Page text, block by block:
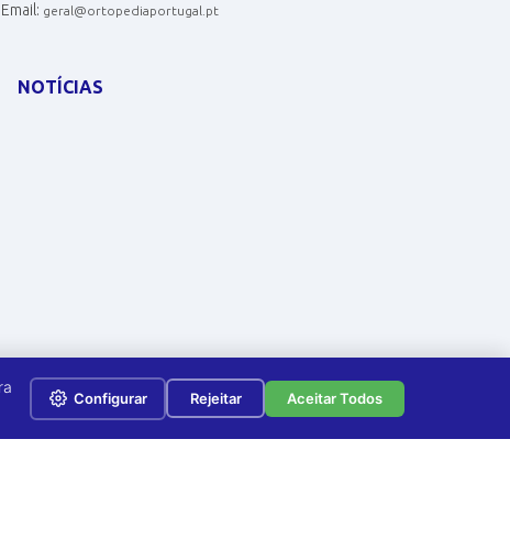
Configurar Rejeitar Aceitar Todos
Email: geral@ortopediaportugal.pt
NOTÍCIAS